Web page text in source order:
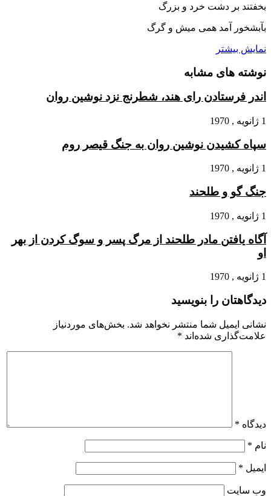
بخفتند بر دشت خرد و بزرگ
بآبشخور آمد همى میش و گرگ‏
نمایش بیشتر
نوشته های مشابه
اندر فرستادن راى هند، شطرنج نزد نوشین روان
1 ژانویه , 1970
سپاه کشیدن نوشین روان به جنگ قیصر روم
1 ژانویه , 1970
جنگ گو و طلحند
1 ژانویه , 1970
آگاه یافتن مادر طلحند از مرگ پسر و سوگ کردن از بهر
او
1 ژانویه , 1970
دیدگاهتان را بنویسید
نشانی ایمیل شما منتشر نخواهد شد. بخش‌های موردنیاز
علامت‌گذاری شده‌اند *
دیدگاه *
نام *
ایمیل *
وب‌ سایت